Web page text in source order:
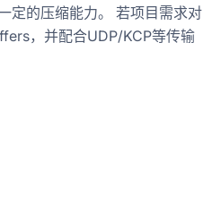
定的压缩能力。 若项目需求对
，并配合UDP/KCP等传输